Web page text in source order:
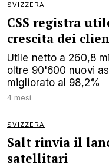
SVIZZERA
CSS registra
crescita dei
Utile netto a 260,8
oltre 90'600 nuovi
migliorato al 98,2%
4 mesi
SVIZZERA
Salt rinvia il
satellitari